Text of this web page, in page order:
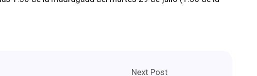
Next Post